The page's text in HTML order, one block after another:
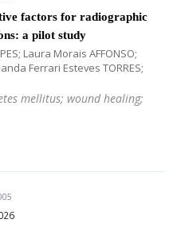
factors for radiographic
a pilot study
Laura Morais AFFONSO;
Ferrari Esteves TORRES;
mellitus; wound healing;